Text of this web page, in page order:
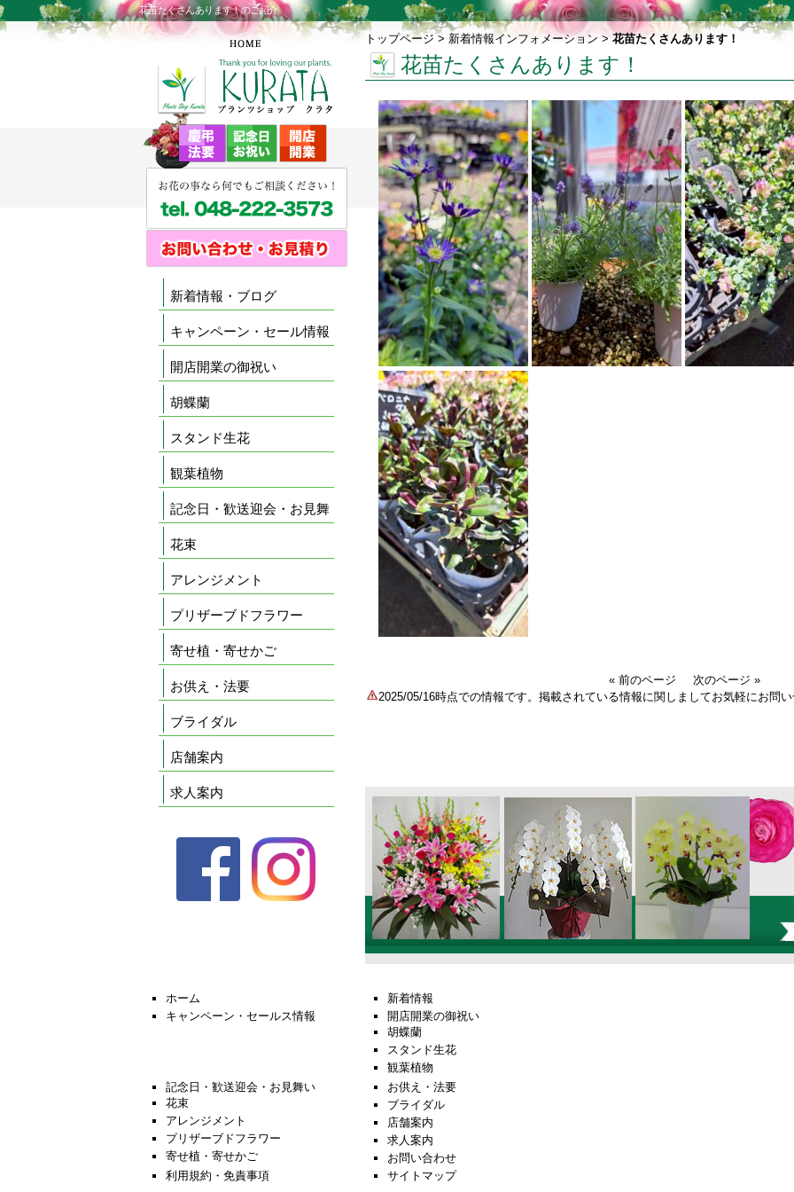
花苗たくさんあります！のご紹介
トップページ > 新着情報インフォメーション > 花苗たくさんあります！
花苗たくさんあります！
« 前のページ
次のページ »
2025/05/16時点での情報です。掲載されている情報に関しましてお気軽にお問い
新着情報・ブログ
キャンペーン・セール情報
開店開業の御祝い
胡蝶蘭
スタンド生花
観葉植物
記念日・歓送迎会・お見舞
花束
アレンジメント
プリザーブドフラワー
寄せ植・寄せかご
お供え・法要
ブライダル
店舗案内
求人案内
ホーム
新着情報
キャンペーン・セールス情報
開店開業の御祝い
胡蝶蘭
スタンド生花
観葉植物
記念日・歓送迎会・お見舞い
花束
アレンジメント
プリザーブドフラワー
寄せ植・寄せかご
お供え・法要
ブライダル
店舗案内
求人案内
お問い合わせ
利用規約・免責事項
サイトマップ